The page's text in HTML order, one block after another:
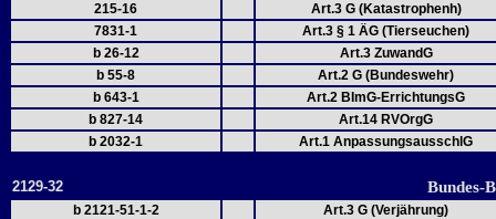
215-16
Art.3 G (Katastrophenh)
7831-1
Art.3 § 1 ÄG (Tierseuchen)
b 26-12
Art.3 ZuwandG
b 55-8
Art.2 G (Bundeswehr)
b 643-1
Art.2 BImG-ErrichtungsG
b 827-14
Art.14 RVOrgG
b 2032-1
Art.1 AnpassungsausschlG
2129-32 Bundes-
b 2121-51-1-2 Art.3 G (Verjährung)